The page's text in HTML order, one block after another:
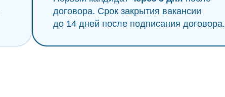
договора. Срок закрытия вакансии
до 14 дней после подписания договора.